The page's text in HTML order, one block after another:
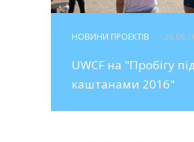
НОВИНИ ПРОЕКТІВ -
UWCF на "Пробігу під
каштанами 2016"